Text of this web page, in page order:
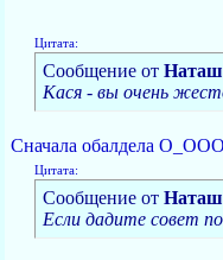
Цитата:
Сообщение от
Кася - вы очень
Сначала обалдела О_ООО
Цитата:
Сообщение от
Если дадите совет